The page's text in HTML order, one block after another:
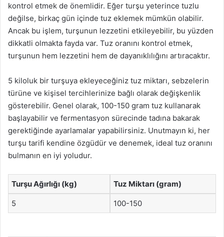
kontrol etmek de önemlidir. Eğer turşu yeterince tuzlu
değilse, birkaç gün içinde tuz eklemek mümkün olabilir.
Ancak bu işlem, turşunun lezzetini etkileyebilir, bu yüzden
dikkatli olmakta fayda var. Tuz oranını kontrol etmek,
turşunun hem lezzetini hem de dayanıklılığını artıracaktır.
5 kiloluk bir turşuya ekleyeceğiniz tuz miktarı, sebzelerin
türüne ve kişisel tercihlerinize bağlı olarak değişkenlik
gösterebilir. Genel olarak, 100-150 gram tuz kullanarak
başlayabilir ve fermentasyon sürecinde tadına bakarak
gerektiğinde ayarlamalar yapabilirsiniz. Unutmayın ki, her
turşu tarifi kendine özgüdür ve denemek, ideal tuz oranını
bulmanın en iyi yoludur.
Turşu Ağırlığı (kg) Tuz Miktarı (gram)
5 100-150